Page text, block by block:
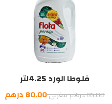
فلوطا الورد 4.25لتر
85.00درهم مغربيالسعر
80.00 درهم